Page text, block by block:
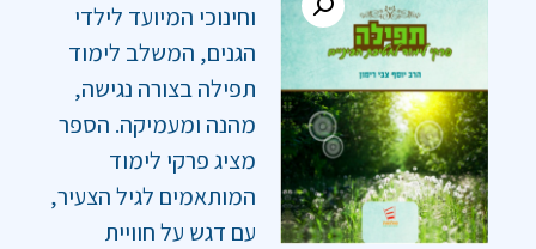
וחינוכי המיועד לילדי
הגנים, המשלב לימוד
תפילה בצורה נגישה,
מהנה ומעמיקה. הספר
מציג פרקי לימוד
המותאמים לגיל הצעיר,
עם דגש על חוויית